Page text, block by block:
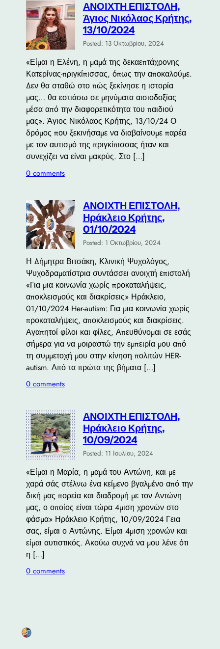
ΑΝΟΙΧΤΗ ΕΠΙΣΤΟΛΗ,
Άγιος Νικόλαος Κρήτης,
13/10/2024
Posted: 13 Οκτωβρίου, 2024
«Είμαι η Ελένη, η μαμά της δεκαεπτάχρονης
Κατερίνας-πριγκίπισσας, όπως την αποκαλούμε.
Δεν θα σταθώ στο πώς ξεκίνησε η ιστορία
μας… θα εστιάσω σε μηνύματα αισιοδοξίας
μέσα από την διαφορετικότητα του παιδιού
μας». Άγιος Νικόλαος Κρήτης, 13/10/24 Ο
δρόμος που ξεκινήσαμε να διαβαίνουμε παρέα
με τον αυτισμό της πριγκίπισσας ήταν και
συνεχίζει να είναι μακρύς. Στο […]
0 comments
ΑΝΟΙΧΤΗ ΕΠΙΣΤΟΛΗ,
Ηράκλειο Κρήτης,
01/10/2024
Posted: 1 Οκτωβρίου, 2024
Η Δήμητρα Βιτσάκη, Κλινική Ψυχολόγος,
Ψυχοδραματίστρια συντάσσει ανοιχτή επιστολή
«Για μια κοινωνία χωρίς προκαταλήψεις,
αποκλεισμούς και διακρίσεις» Ηράκλειο,
01/10/2024 Her-autism: Για μια κοινωνία χωρίς
προκαταλήψεις, αποκλεισμούς και διακρίσεις.
Αγαπητοί φίλοι και φίλες, Απευθύνομαι σε εσάς
σήμερα για να μοιραστώ την εμπειρία μου από
τη συμμετοχή μου στην κίνηση πολιτών HER-
autism. Από τα πρώτα της βήματα […]
0 comments
ΑΝΟΙΧΤΗ ΕΠΙΣΤΟΛΗ,
Ηράκλειο Κρήτης,
10/09/2024
Posted: 11 Ιουλίου, 2024
«Είμαι η Μαρία, η μαμά του Αντώνη, και με
χαρά σάς στέλνω ένα κείμενο βγαλμένο από την
δική μας πορεία και διαδρομή με τον Αντώνη
μας, ο οποίος είναι τώρα 4μιση χρονών στο
φάσμα» Ηράκλειο Κρήτης, 10/09/2024 Γεια
σας, είμαι ο Αντώνης. Είμαι 4μιση χρονών και
είμαι αυτιστικός. Ακούω συχνά να μου λένε ότι
η […]
0 comments